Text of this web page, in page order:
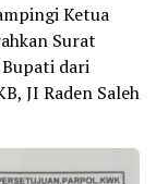
Ketua
Surat
dari
JI Raden Saleh